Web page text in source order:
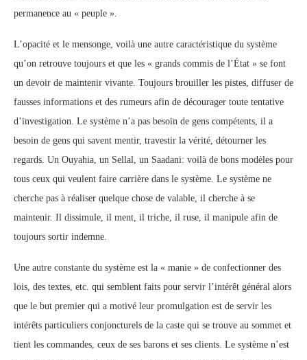
permanence au « peuple ».
L’opacité et le mensonge, voilà une autre caractéristique du système
qu’on retrouve toujours et que les « grands commis de l’État » se font
un devoir de maintenir vivante. Toujours brouiller les pistes, diffuser de
fausses informations et des rumeurs afin de décourager toute tentative
d’investigation. Le système n’a pas besoin de gens compétents, il a
besoin de gens qui savent mentir, travestir la vérité, détourner les
regards. Un Ouyahia, un Sellal, un Saadani: voilà de bons modèles pour
tous ceux qui veulent faire carrière dans le système. Le système ne
cherche pas à réaliser quelque chose de valable, il cherche à se
maintenir. Il dissimule, il ment, il triche, il ruse, il manipule afin de
toujours sortir indemne.
Une autre constante du système est la « manie » de confectionner des
lois, des textes, etc. qui semblent faits pour servir l’intérêt général alors
que le but premier qui a motivé leur promulgation est de servir les
intérêts particuliers conjoncturels de la caste qui se trouve au sommet et
tient les commandes, ceux de ses barons et ses clients. Le système n’est